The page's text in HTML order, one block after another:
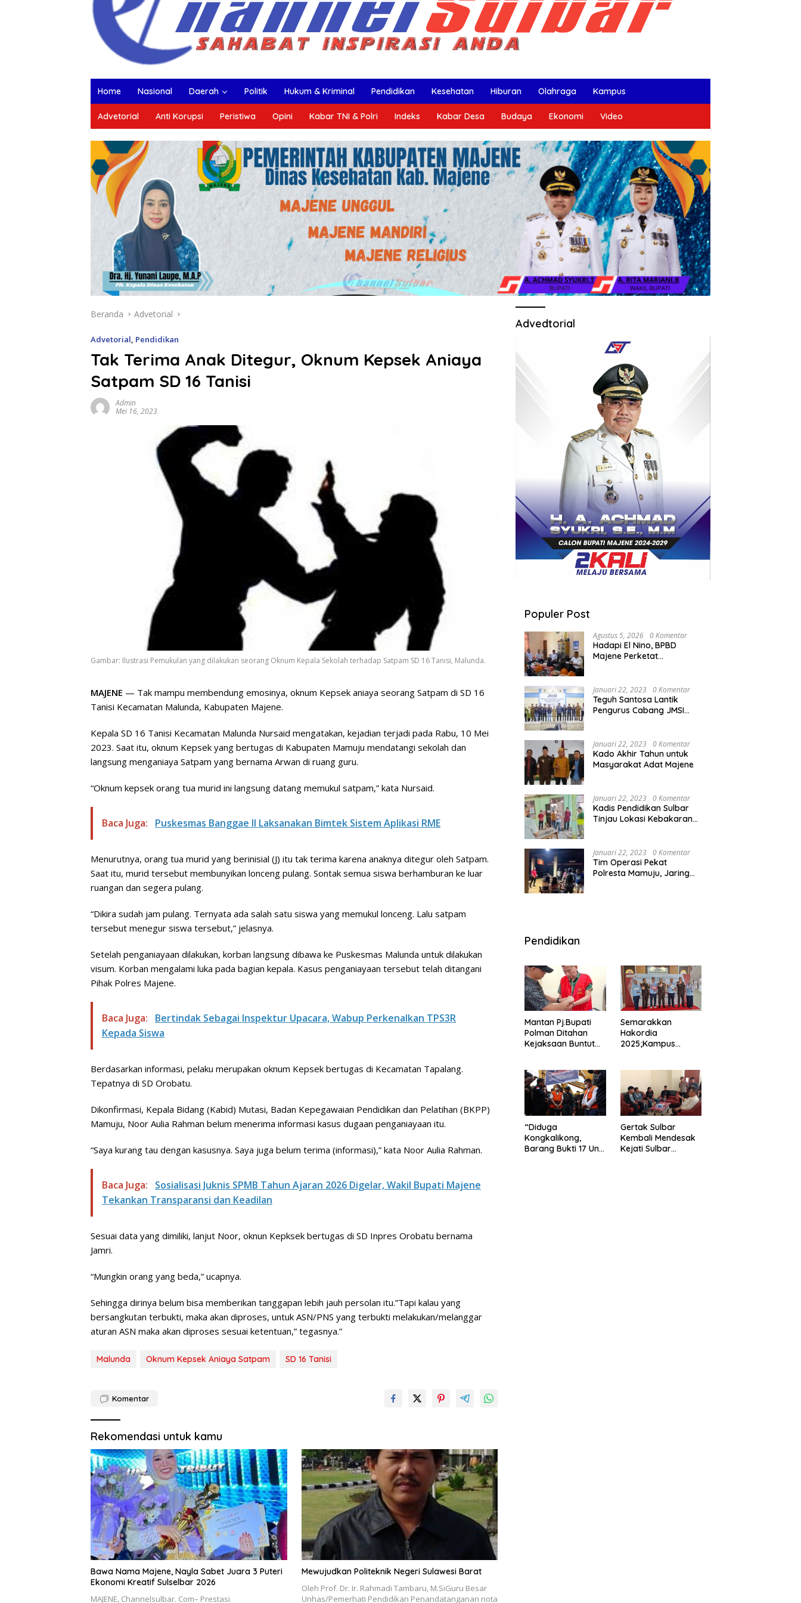
Home Nasional Daerah Politik Hukum & Kriminal Pendidikan Kesehatan Hiburan Olahraga Kampus
Advetorial Anti Korupsi Peristiwa Opini Kabar TNI & Polri Indeks Kabar Desa Budaya Ekonomi Video
Beranda Advetorial
Advetorial, Pendidikan
Tak Terima Anak Ditegur, Oknum Kepsek Aniaya
Satpam SD 16 Tanisi
Admin
Mei 16, 2023
Gambar: Ilustrasi Pemukulan yang dilakukan seorang Oknum Kepala Sekolah terhadap Satpam SD 16 Tanisi, Malunda.
MAJENE — Tak mampu membendung emosinya, oknum Kepsek aniaya seorang Satpam di SD 16
Tanisi Kecamatan Malunda, Kabupaten Majene.
Kepala SD 16 Tanisi Kecamatan Malunda Nursaid mengatakan, kejadian terjadi pada Rabu, 10 Mei
2023. Saat itu, oknum Kepsek yang bertugas di Kabupaten Mamuju mendatangi sekolah dan
langsung menganiaya Satpam yang bernama Arwan di ruang guru.
“Oknum kepsek orang tua murid ini langsung datang memukul satpam,” kata Nursaid.
Baca Juga: Puskesmas Banggae II Laksanakan Bimtek Sistem Aplikasi RME
Menurutnya, orang tua murid yang berinisial (J) itu tak terima karena anaknya ditegur oleh Satpam.
Saat itu, murid tersebut membunyikan lonceng pulang. Sontak semua siswa berhamburan ke luar
ruangan dan segera pulang.
“Dikira sudah jam pulang. Ternyata ada salah satu siswa yang memukul lonceng. Lalu satpam
tersebut menegur siswa tersebut,” jelasnya.
Setelah penganiayaan dilakukan, korban langsung dibawa ke Puskesmas Malunda untuk dilakukan
visum. Korban mengalami luka pada bagian kepala. Kasus penganiayaan tersebut telah ditangani
Pihak Polres Majene.
Baca Juga:
Bertindak Sebagai Inspektur Upacara, Wabup Perkenalkan TPS3R
Kepada Siswa
Berdasarkan informasi, pelaku merupakan oknum Kepsek bertugas di Kecamatan Tapalang.
Tepatnya di SD Orobatu.
Dikonfirmasi, Kepala Bidang (Kabid) Mutasi, Badan Kepegawaian Pendidikan dan Pelatihan (BKPP)
Mamuju, Noor Aulia Rahman belum menerima informasi kasus dugaan penganiayaan itu.
“Saya kurang tau dengan kasusnya. Saya juga belum terima (informasi),” kata Noor Aulia Rahman.
Baca Juga:
Sosialisasi Juknis SPMB Tahun Ajaran 2026 Digelar, Wakil Bupati Majene
Tekankan Transparansi dan Keadilan
Sesuai data yang dimiliki, lanjut Noor, oknun Kepksek bertugas di SD Inpres Orobatu bernama
Jamri.
“Mungkin orang yang beda,” ucapnya.
Sehingga dirinya belum bisa memberikan tanggapan lebih jauh persolan itu.”Tapi kalau yang
bersangkutan terbukti, maka akan diproses, untuk ASN/PNS yang terbukti melakukan/melanggar
aturan ASN maka akan diproses sesuai ketentuan,” tegasnya.”
Malunda Oknum Kepsek Aniaya Satpam SD 16 Tanisi
Komentar
Rekomendasi untuk kamu
Bawa Nama Majene, Nayla Sabet Juara 3 Puteri
Ekonomi Kreatif Sulselbar 2026
MAJENE, Channelsulbar. Com– Prestasi
Mewujudkan Politeknik Negeri Sulawesi Barat
Oleh Prof. Dr. Ir. Rahmadi Tambaru, M.SiGuru Besar
Unhas/Pemerhati Pendidikan Penandatanganan nota
Advedtorial
Populer Post
Agustus 5, 2026 0 Komentar
Hadapi El Nino, BPBD
Majene Perketat
Januari 22, 2023 0 Komentar
Teguh Santosa Lantik
Pengurus Cabang JMSI
Januari 22, 2023 0 Komentar
Kado Akhir Tahun untuk
Masyarakat Adat Majene
Januari 22, 2023 0 Komentar
Kadis Pendidikan Sulbar
Tinjau Lokasi Kebakaran
Januari 22, 2023 0 Komentar
Tim Operasi Pekat
Polresta Mamuju, Jaring
Pendidikan
Mantan Pj.Bupati
Polman Ditahan
Kejaksaan Buntut
Seragam Linmas
Pemilu
Semarakkan
Hakordia
2025;Kampus
Gelar” Satukan Aksi
Basmi Korupsi “
“Diduga
Kongkalikong,
Barang Bukti 17 Unit
Gertak Sulbar
Kembali Mendesak
Kejati Sulbar